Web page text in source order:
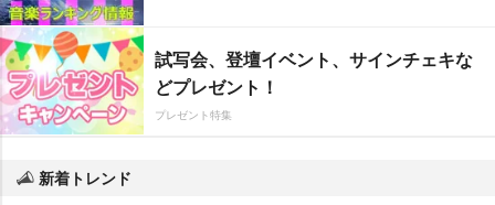
試写会、登壇イベント、サインチェキな
どプレゼント！
プレゼント特集
新着トレンド